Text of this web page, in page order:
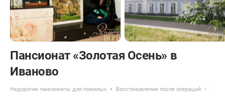
Пансионат «Золотая Осень» в
Иваново
Недорогие пансионаты для пожилых Восстановление после операций